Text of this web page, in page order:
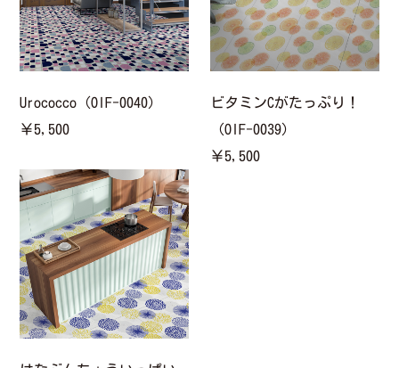
Urococco（OIF-0040）
￥5,500
ビタミンCがたっぷり！
（OIF-0039）
￥5,500